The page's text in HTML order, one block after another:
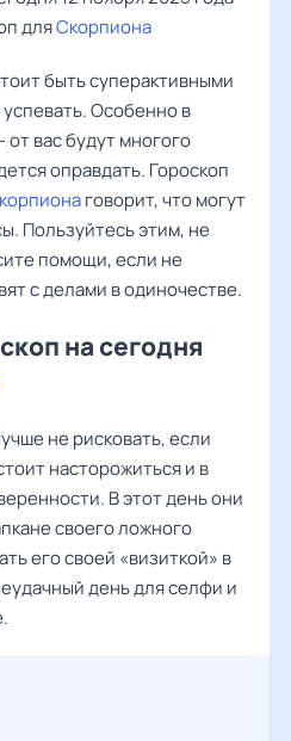
для Скорпиона
быть суперактивными
Особенно в
вас будут многого
оправдать. Гороскоп
говорит, что могут
Пользуйтесь этим, не
помощи, если не
с делами в одиночестве.
на сегодня
не рисковать, если
насторожиться и в
В этот день они
своего ложного
его своей «визиткой» в
день для селфи и